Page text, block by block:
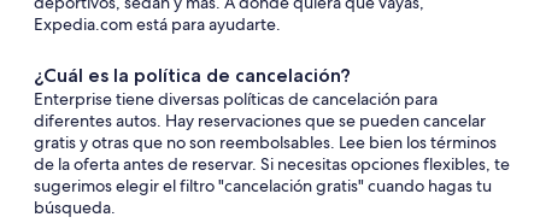
Expedia.com está para ayudarte.
¿Cuál es la política de cancelación?
Enterprise tiene diversas políticas de cancelación para
diferentes autos. Hay reservaciones que se pueden cancelar
gratis y otras que no son reembolsables. Lee bien los términos
de la oferta antes de reservar. Si necesitas opciones flexibles, te
sugerimos elegir el filtro "cancelación gratis" cuando hagas tu
búsqueda.